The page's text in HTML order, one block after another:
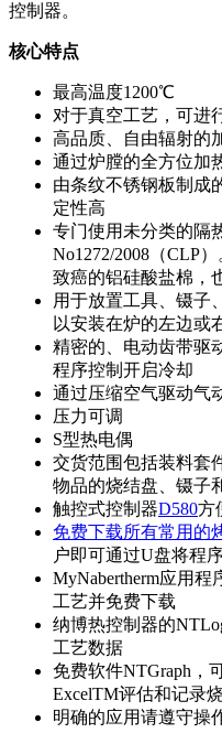
控制器。
核心特点
最高温度1200℃
对于真空工艺，可进
高品质、自由辐射的
通过炉膛的全方位加
由条纹不锈钢板制成
定性高
专门使用未分类的隔
No1272/2008（CLP
致癌的铝硅酸盐棉，
用于放置工具、镊子
以安装在炉的左边或
精密的、电动齿带驱
程序控制开启冷却
通过压缩空气驱动气
压力可调
S型热电偶
交货范围包括装料套
物品的烧结盘、镊子
触控式控制器D580方
免费下载所有常用的
户即可通过U盘将程
MyNabertherm应用
工艺并免费下载
纳博热控制器的
工艺数据
免费软件NTGraph，
ExcelTM评估和记录
明确的应用请遵守操